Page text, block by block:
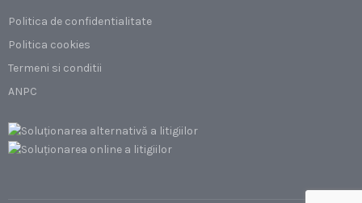
Politica de confidentialitate
Politica cookies
Termeni si conditii
ANPC